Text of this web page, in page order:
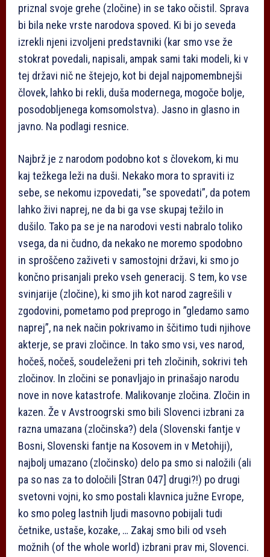
priznal svoje grehe (zločine) in se tako očistil. Sprava
bi bila neke vrste narodova spoved. Ki bi jo seveda
izrekli njeni izvoljeni predstavniki (kar smo vse že
stokrat povedali, napisali, ampak sami taki modeli, ki v
tej državi nič ne štejejo, kot bi dejal najpomembnejši
človek, lahko bi rekli, duša modernega, mogoče bolje,
posodobljenega komsomolstva). Jasno in glasno in
javno. Na podlagi resnice.
Najbrž je z narodom podobno kot s človekom, ki mu
kaj težkega leži na duši. Nekako mora to spraviti iz
sebe, se nekomu izpovedati, ”se spovedati”, da potem
lahko živi naprej, ne da bi ga vse skupaj težilo in
dušilo. Tako pa se je na narodovi vesti nabralo toliko
vsega, da ni čudno, da nekako ne moremo spodobno
in sproščeno zaživeti v samostojni državi, ki smo jo
končno prisanjali preko vseh generacij. S tem, ko vse
svinjarije (zločine), ki smo jih kot narod zagrešili v
zgodovini, pometamo pod preprogo in ”gledamo samo
naprej”, na nek način pokrivamo in ščitimo tudi njihove
akterje, se pravi zločince. In tako smo vsi, ves narod,
hočeš, nočeš, soudeleženi pri teh zločinih, sokrivi teh
zločinov. In zločini se ponavljajo in prinašajo narodu
nove in nove katastrofe. Malikovanje zločina. Zločin in
kazen. Že v Avstroogrski smo bili Slovenci izbrani za
razna umazana (zločinska?) dela (Slovenski fantje v
Bosni, Slovenski fantje na Kosovem in v Metohiji),
najbolj umazano (zločinsko) delo pa smo si naložili (ali
pa so nas za to določili [Stran 047] drugi?!) po drugi
svetovni vojni, ko smo postali klavnica južne Evrope,
ko smo poleg lastnih ljudi masovno pobijali tudi
četnike, ustaše, kozake, … Zakaj smo bili od vseh
možnih (of the whole world) izbrani prav mi, Slovenci.